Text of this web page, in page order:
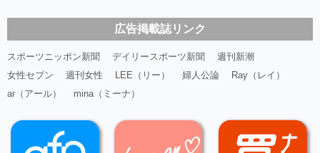
広告掲載誌リンク
スポーツニッポン新聞 デイリースポーツ新聞
週刊新潮
女性セブン
週刊女性 LEE（リー） 婦人公論
Ray（レイ）
ar（アール）
mina（ミーナ）